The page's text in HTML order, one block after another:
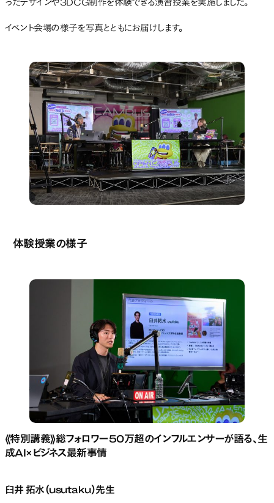
ったデザインや3DCG制作を体験できる演習授業を実施しました。
イベント会場の様子を写真とともにお届けします。
体験授業の様子
《特別講義》総フォロワー50万超のインフルエンサーが語る、生
成AI×ビジネス最新事情
臼井 拓水（usutaku）先生